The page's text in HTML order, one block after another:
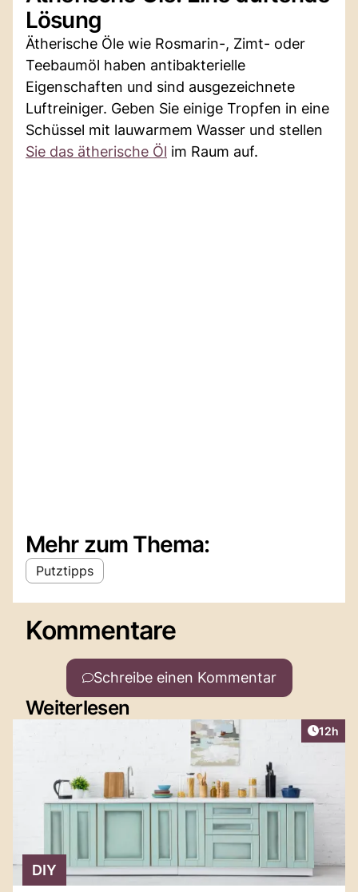
Lösung
Ätherische Öle wie Rosmarin-, Zimt- oder
Teebaumöl haben antibakterielle
Eigenschaften und sind ausgezeichnete
Luftreiniger. Geben Sie einige Tropfen in eine
Schüssel mit lauwarmem Wasser und stellen
Sie das ätherische Öl im Raum auf.
Mehr zum Thema:
Putztipps
Kommentare
Schreibe einen Kommentar
Weiterlesen
Artikel
12h
DIY